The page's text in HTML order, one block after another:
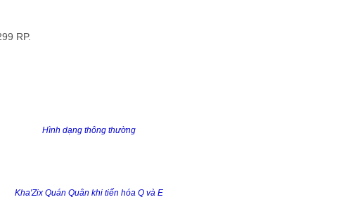
RP.
Hình dạng thông thường
Kha'Zix Quán Quân khi tiến hóa Q và E